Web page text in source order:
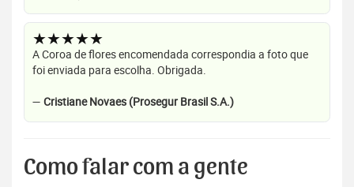
★★★★★
A Coroa de flores encomendada correspondia a foto que
foi enviada para escolha. Obrigada.
— Cristiane Novaes (Prosegur Brasil S.A.)
Como falar com a gente